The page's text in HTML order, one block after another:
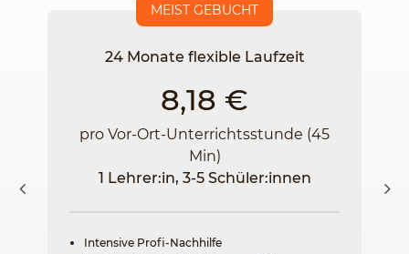
MEIST GEBUCHT
24 Monate flexible Laufzeit
8,18 €
pro Vor-Ort-Unterrichtsstunde (45
Min)
1 Lehrer:in, 3-5 Schüler:innen
Intensive Profi-Nachhilfe